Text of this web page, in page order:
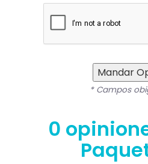
Mandar
* Campos
0